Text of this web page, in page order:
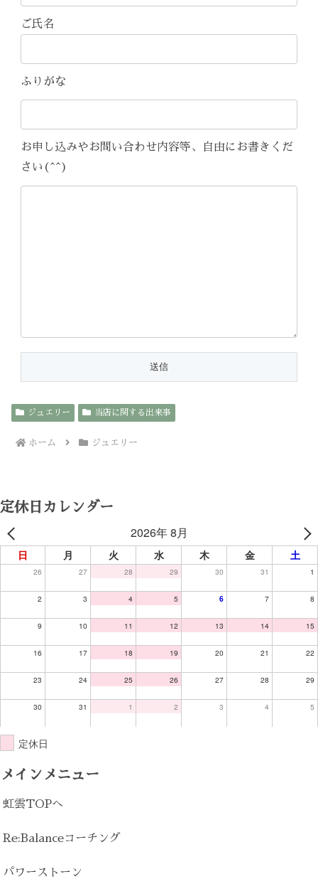
ご氏名
ふりがな
お申し込みやお問い合わせ内容等、自由にお書きくだ
さい(^^)
ジュエリー 当店に関する出来事
ホーム ジュエリー
定休日カレンダー
2026年 8月
日 月 火 水 木 金 土
26 27 28 29 30 31 1
2 3 4 5 6 7 8
9 10 11 12 13 14 15
16 17 18 19 20 21 22
23 24 25 26 27 28 29
30 31 1 2 3 4 5
定休日
メインメニュー
虹雲TOPへ
Re:Balanceコーチング
パワーストーン